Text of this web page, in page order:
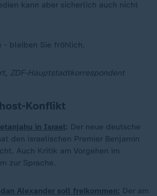
kann aber sicherlich auch nicht
- bleiben Sie fröhlich.
ZDF-Hauptstadtkorrespondent
Konflikt
in Israel: Der neue deutsche
den israelischen Premier Benjamin
Auch Kritik am Vorgehen im
zur Sprache.
Alexander soll freikommen: Der am